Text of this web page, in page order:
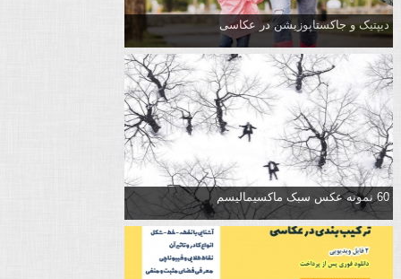
دیپتیک و جاکستا‌پوزیشن در عکاسی
60 نمونه عکس سبک ماکسیمالیسم